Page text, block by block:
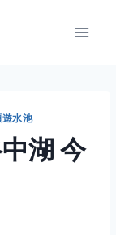
水池
湖 今